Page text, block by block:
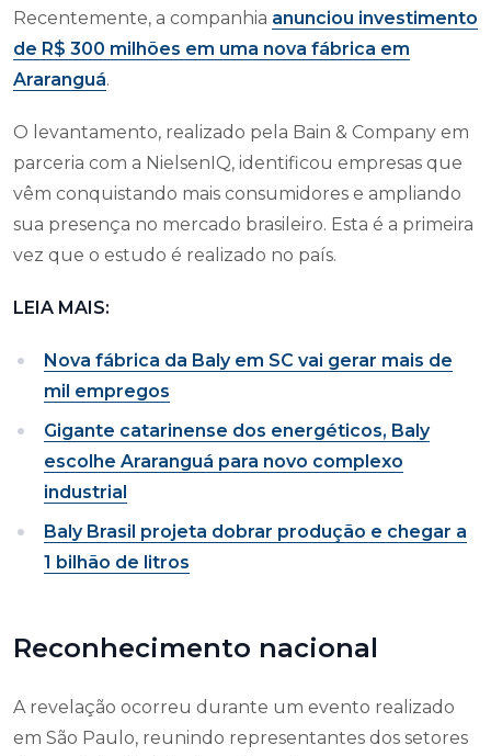
Recentemente, a companhia anunciou investimento
de R$ 300 milhões em uma nova fábrica em
Araranguá.
O levantamento, realizado pela Bain & Company em
parceria com a NielsenIQ, identificou empresas que
vêm conquistando mais consumidores e ampliando
sua presença no mercado brasileiro. Esta é a primeira
vez que o estudo é realizado no país.
LEIA MAIS:
Nova fábrica da Baly em SC vai gerar mais de
mil empregos
Gigante catarinense dos energéticos, Baly
escolhe Araranguá para novo complexo
industrial
Baly Brasil projeta dobrar produção e chegar a
1 bilhão de litros
Reconhecimento nacional
A revelação ocorreu durante um evento realizado
em São Paulo, reunindo representantes dos setores